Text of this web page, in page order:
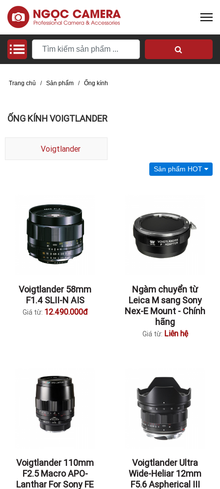
Trang chủ / Sản phẩm / Ống kính
ỐNG KÍNH VOIGTLANDER
Voigtlander
Sản phẩm HOT
Voigtlander 58mm
F1.4 SLII-N AIS
Giá từ: 12.490.000đ
Ngàm chuyển từ
Leica M sang Sony
Nex-E Mount - Chính
hãng
Giá từ: Liên hệ
Voigtlander 110mm
F2.5 Macro APO-
Lanthar For Sony FE
Voigtlander Ultra
Wide-Heliar 12mm
F5.6 Aspherical III